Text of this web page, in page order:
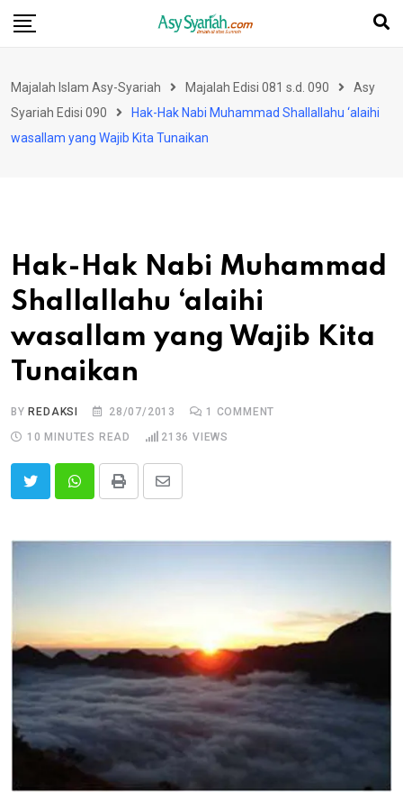
Skip
Majalah Islam Asy-Syariah Majalah Edisi 081 s.d. 090
Asy
Syariah Edisi 090
Hak-Hak Nabi Muhammad Shallallahu ‘alaihi
wasallam yang Wajib Kita Tunaikan
Hak-Hak Nabi Muhammad
Shallallahu ‘alaihi
wasallam yang Wajib Kita
Tunaikan
BYREDAKSI 28/07/2013 1 COMMENT
10 MINUTES READ
2136 VIEWS
Print
Share
Email